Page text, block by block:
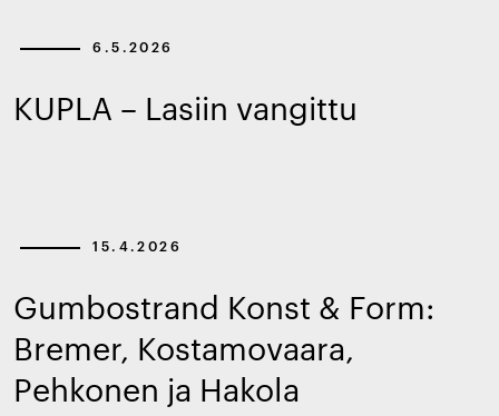
6.5.2026
KUPLA – Lasiin vangittu
15.4.2026
Gumbostrand Konst & Form:
Bremer, Kostamovaara,
Pehkonen ja Hakola